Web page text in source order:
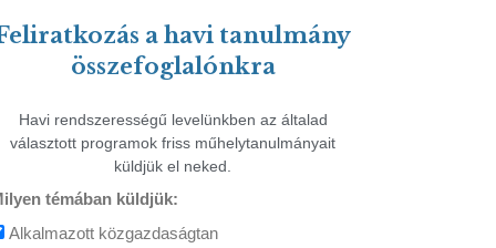
a havi tanulmány
összefoglalónkra
Havi rendszerességű levelünkben az általad
választott programok friss műhelytanulmányait
küldjük el neked.
témában küldjük:
Alkalmazott közgazdaságtan